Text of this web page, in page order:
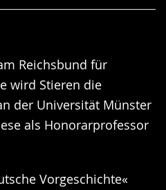
Reichsbund für
wird Stieren die
der Universität Münster
als Honorarprofessor
Vorgeschichte«